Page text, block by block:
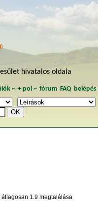
hivatalos oldala
~ + poi~ fórum FAQ belépés
1.9 megtalálása